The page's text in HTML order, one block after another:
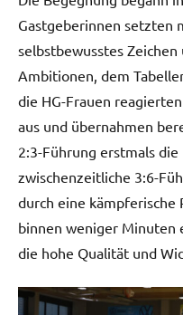
Gastgeberinnen setzten
selbstbewusstes
Ambitionen, dem
die HG-Frauen
aus und übernahmen
2:3-Führung erstmals
zwischenzeitliche 3:6-
durch eine kämpferische
binnen weniger Minuten
die hohe Qualität und